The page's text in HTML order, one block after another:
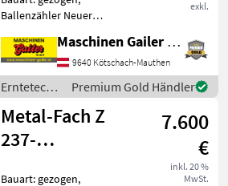
exkl.
Ballenzähler Neuer
Wickler Z 237 mit folgender
Ausstattung: *
hydraulischer Ladearm zur
Selbstaufnahme *
Folienvorstrecker fü
Maschinen Gailer GmbH
9640 Kötschach-Mauthen
Erntetechnik
Grünland /
Metal-Fach
Premium Gold Händler
Metal-Fach Z
237-
7.600
€
inkl. 20 %
MwSt.
Bauart: gezogen,